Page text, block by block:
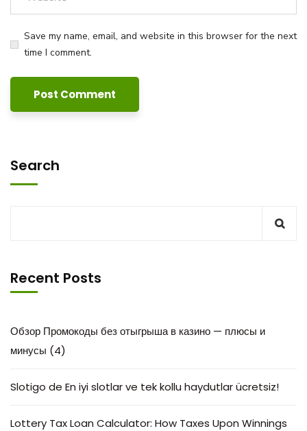
Save my name, email, and website in this browser for the next
time I comment.
Search
Recent Posts
Обзор Промокоды без отыгрыша в казино — плюсы и
минусы (4)
Slotigo de En iyi slotlar ve tek kollu haydutlar ücretsiz!
Lottery Tax Loan Calculator: How Taxes Upon Winnings